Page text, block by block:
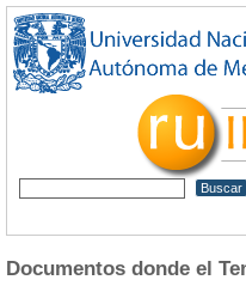
Documentos donde el